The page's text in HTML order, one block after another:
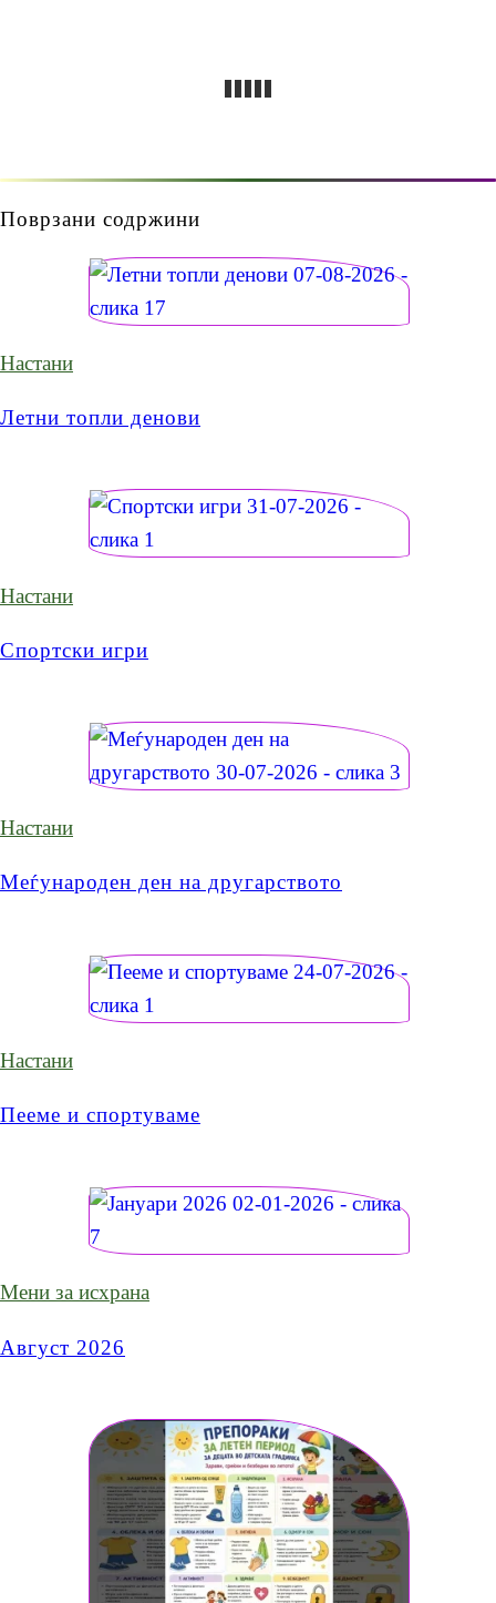
Поврзани содржини
Настани
Летни топли денови
Настани
Спортски игри
Настани
Меѓународен ден на другарството
Настани
Пееме и спортуваме
Мени за исхрана
Август 2026